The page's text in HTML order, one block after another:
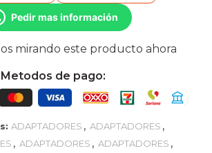
Pedir mas información
mirando este producto ahora
Metodos de pago:
ADAPTADORES , ADAPTADORES ,
, ADAPTADORES , ADAPTADORES ,